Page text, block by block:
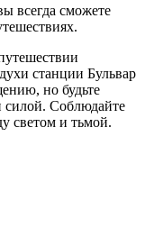
всегда сможете
станции Бульвар
но будьте
силой. Соблюдайте
светом и тьмой.